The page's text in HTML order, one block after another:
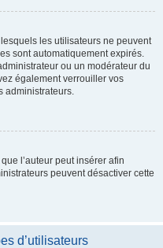
les utilisateurs ne peuvent
sont automatiquement expirés.
ou un modérateur du
également verrouiller vos
administrateurs.
l’auteur peut insérer afin
peuvent désactiver cette
d’utilisateurs